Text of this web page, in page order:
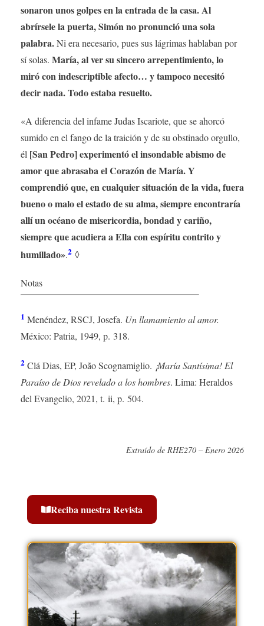
sonaron unos golpes en la entrada de la casa. Al
abrírsele la puerta, Simón no pronunció una sola
palabra.Ni era necesario, pues sus lágrimas hablaban por
sí solas. María, al ver su sincero arrepentimiento, lo
miró con indescriptible afecto… y tampoco necesitó
decir nada. Todo estaba resuelto.
«A diferencia del infame Judas Iscariote, que se ahorcó
sumido en el fango de la traición y de su obstinado orgullo,
él [San Pedro] experimentó el insondable abismo de
amor que abrasaba el Corazón de María. Y
comprendió que, en cualquier situación de la vida, fuera
bueno o malo el estado de su alma, siempre encontraría
allí un océano de misericordia, bondad y cariño,
siempre que acudiera a Ella con espíritu contrito y
humillado».2◊
Notas
1 Menéndez, RSCJ, Josefa. Un llamamiento al amor.
México: Patria, 1949, p. 318.
2Clá Dias, EP, João Scognamiglio. ¡María Santísima! El
Paraíso de Dios revelado a los hombres. Lima: Heraldos
del Evangelio, 2021, t. ii, p. 504.
Extraído de RHE270 – Enero 2026
Reciba nuestra Revista